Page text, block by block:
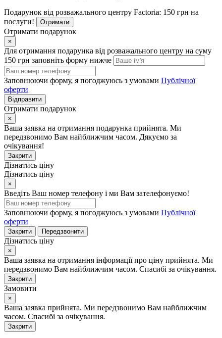
Подарунок від розважального центру Factoria: 150 грн на
послуги!
Отримати
Отримати подарунок
×
Для отримання подарунка від розважального центру на суму
150 грн заповніть форму нижче
Заповнюючи форму, я погоджуюсь з умовами Публічної
оферти
Відправити
Отримати подарунок
×
Ваша заявка на отримання подарунка прийнята. Ми
передзвонимо Вам найближчим часом. Дякуємо за
очікування!
Закрити
Дізнатись ціну
Дізнатись ціну
×
Введіть Ваш номер телефону і ми Вам зателефонуємо!
Заповнюючи форму, я погоджуюсь з умовами Публічної
оферти
Закрити Передзвонити
Дізнатись ціну
×
Ваша заявка на отримання інформації про ціну прийнята. Ми
передзвонимо Вам найближчим часом. Спасибі за очікування.
Закрити
Замовити
×
Ваша заявка прийнята. Ми передзвонимо Вам найближчим
часом. Спасибі за очікування.
Закрити